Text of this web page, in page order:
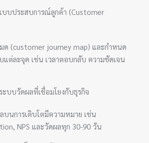
บประสบการณ์ลูกค้า (Customer
ด (customer journey map) และกำหนด
ต่ละจุด เช่น เวลาตอบกลับ ความชัดเจน
บบวัดผลที่เชื่อมโยงกับธุรกิจ
บนการเติบโตมีความหมาย เช่น
NPS และวัดผลทุก 30-90 วัน